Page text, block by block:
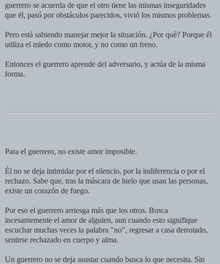
guerrero se acuerda de que el otro tiene las mismas inseguridades
que él, pasó por obstáculos parecidos, vivió los mismos problemas.
Pero está sabiendo manejar mejor la situación. ¿Por qué? Porque él
utiliza el miedo como motor, y no como un freno.
Entonces el guerrero aprende del adversario, y actúa de la misma
forma.
Para el guerrero, no existe amor imposible.
Él no se deja intimidar por el silencio, por la indiferencia o por el
rechazo. Sabe que, tras la máscara de hielo que usan las personas,
existe un corazón de fuego.
Por eso el guerrero arriesga más que los otros. Busca
incesantemente el amor de alguien, aun cuando esto signifique
escuchar muchas veces la palabra "no", regresar a casa derrotado,
sentirse rechazado en cuerpo y alma.
Un guerrero no se deja asustar cuando busca lo que necesita. Sin